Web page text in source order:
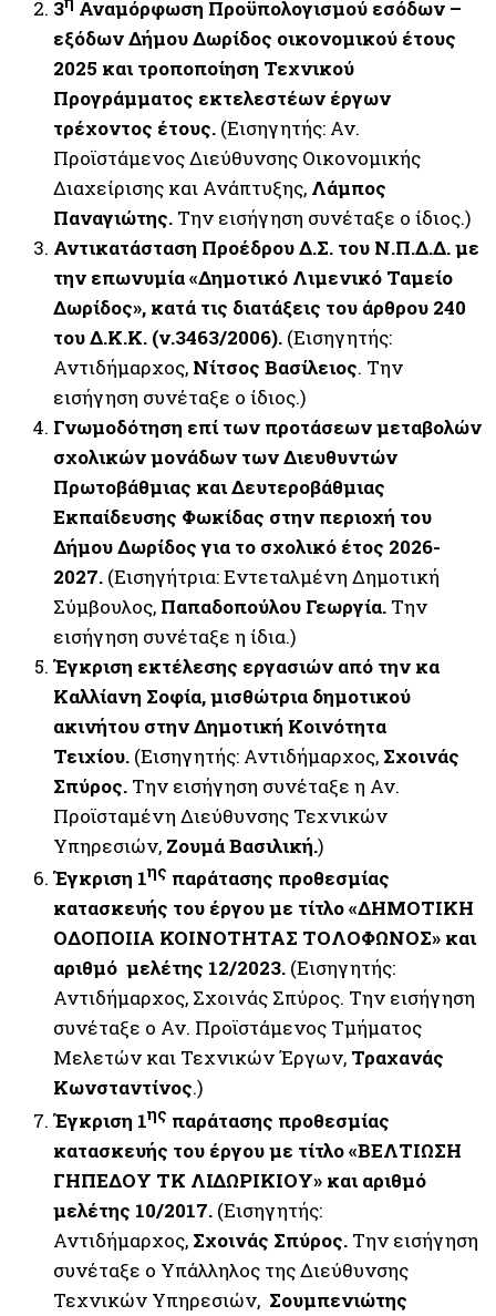
3
Αναμόρφωση Προϋπολογισμού εσόδων –
εξόδων Δήμου Δωρίδος οικονομικού έτους
2025 και τροποποίηση Τεχνικού
Προγράμματος εκτελεστέων έργων
τρέχοντος έτους. (Εισηγητής: Αν.
Προϊστάμενος Διεύθυνσης Οικονομικής
Διαχείρισης και Ανάπτυξης, Λάμπος
Παναγιώτης. Την εισήγηση συνέταξε ο ίδιος.)
Αντικατάσταση Προέδρου Δ.Σ. του Ν.Π.Δ.Δ. με
την επωνυμία «Δημοτικό Λιμενικό Ταμείο
Δωρίδος», κατά τις διατάξεις του άρθρου 240
του Δ.Κ.Κ. (ν.3463/2006). (Εισηγητής:
Αντιδήμαρχος, Νίτσος Βασίλειος. Την
εισήγηση συνέταξε ο ίδιος.)
Γνωμοδότηση επί των προτάσεων μεταβολών
σχολικών μονάδων των Διευθυντών
Πρωτοβάθμιας και Δευτεροβάθμιας
Εκπαίδευσης Φωκίδας στην περιοχή του
Δήμου Δωρίδος για το σχολικό έτος 2026-
2027. (Εισηγήτρια: Εντεταλμένη Δημοτική
Σύμβουλος, Παπαδοπούλου Γεωργία. Την
εισήγηση συνέταξε η ίδια.)
Έγκριση εκτέλεσης εργασιών από την κα
Καλλίανη Σοφία, μισθώτρια δημοτικού
ακινήτου στην Δημοτική Κοινότητα
Τειχίου. (Εισηγητής: Αντιδήμαρχος, Σχοινάς
Σπύρος. Την εισήγηση συνέταξε η Αν.
Προϊσταμένη Διεύθυνσης Τεχνικών
Υπηρεσιών, Ζουμά Βασιλική.)
Έγκριση 1ης παράτασης προθεσμίας
κατασκευής του έργου με τίτλο «ΔΗΜΟΤΙΚΗ
ΟΔΟΠΟΙΙΑ ΚΟΙΝΟΤΗΤΑΣ ΤΟΛΟΦΩΝΟΣ» και
αριθμό μελέτης 12/2023. (Εισηγητής:
Αντιδήμαρχος, Σχοινάς Σπύρος. Την εισήγηση
συνέταξε ο Αν. Προϊστάμενος Τμήματος
Μελετών και Τεχνικών Έργων, Τραχανάς
Κωνσταντίνος.)
Έγκριση 1ης παράτασης προθεσμίας
κατασκευής του έργου με τίτλο «ΒΕΛΤΙΩΣΗ
ΓΗΠΕΔΟΥ ΤΚ ΛΙΔΩΡΙΚΙΟΥ» και αριθμό
μελέτης 10/2017. (Εισηγητής:
Αντιδήμαρχος, Σχοινάς Σπύρος. Την εισήγηση
συνέταξε ο Υπάλληλος της Διεύθυνσης
Τεχνικών Υπηρεσιών, Σουμπενιώτης